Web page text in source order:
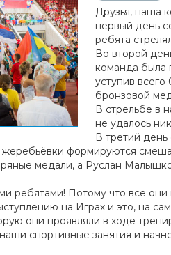
Друзья, наша
первый день
ребята
Во второй
команда была
уступив
бронзовой
В стрельбе в
не удалось
В третий
формируются
медали, а Руслан
ребятами! Потому что все
на Играх и это, на
они проявляли в ходе
спортивные занятия и